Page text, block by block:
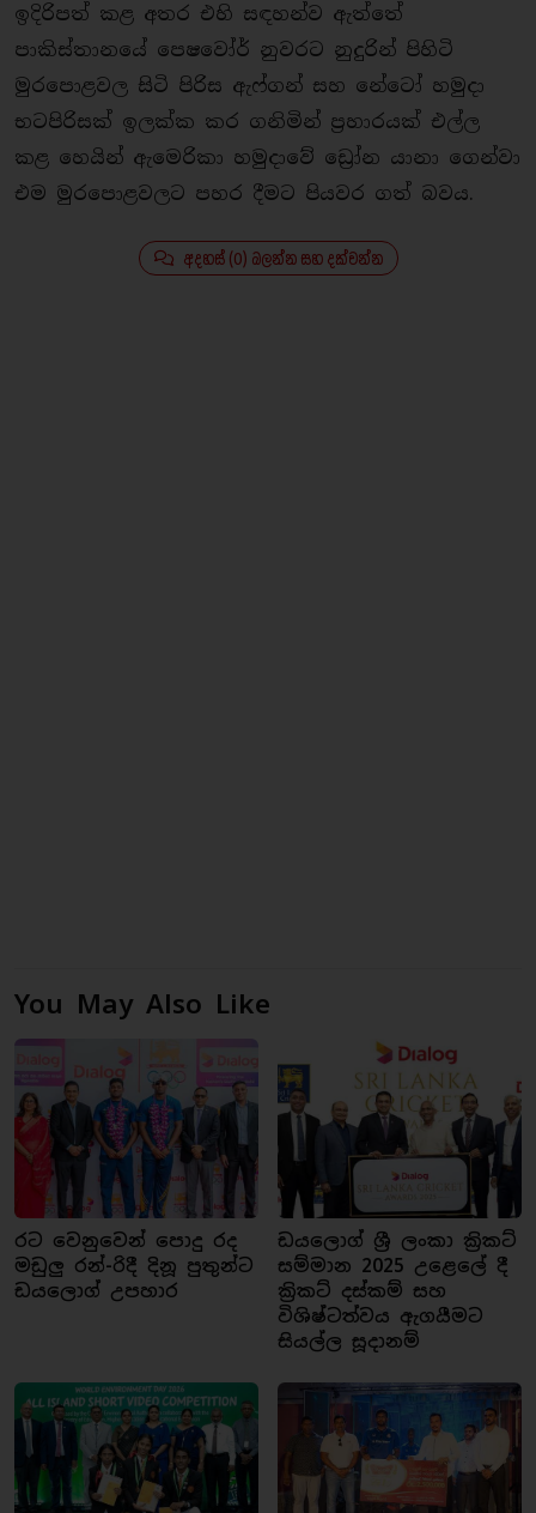
ඉදිරිපත් කළ අතර එහි සඳහන්ව ඇත්තේ
පාකිස්තානයේ පෙෂවෝර් නුවරට නුදුරින් පිහිටි
මුරපොළවල සිටි පිරිස ඇෆ්ගන් සහ නේටෝ හමුදා
භටපිරිසක් ඉලක්ක කර ගනිමින් ප‍්‍රහාරයක් එල්ල
කළ හෙයින් ඇමෙරිකා හමුදාවේ ඩ්‍රෝන යානා ගෙන්වා
එම මුරපොළවලට පහර දීමට පියවර ගත් බවය.
අදහස් (0) බලන්න සහ දක්වන්න
You May Also Like
රට වෙනුවෙන් පොදු රද
මඩුලු රන්-රිදී දිනූ පුතුන්ට
ඩයලොග් උපහාර
ඩයලොග් ශ්‍රී ලංකා ක්‍රිකට්
සම්මාන 2025 උළෙලේ දී
ක්‍රිකට් දස්කම් සහ
විශිෂ්ටත්වය ඇගයීමට
සියල්ල සූදානම්